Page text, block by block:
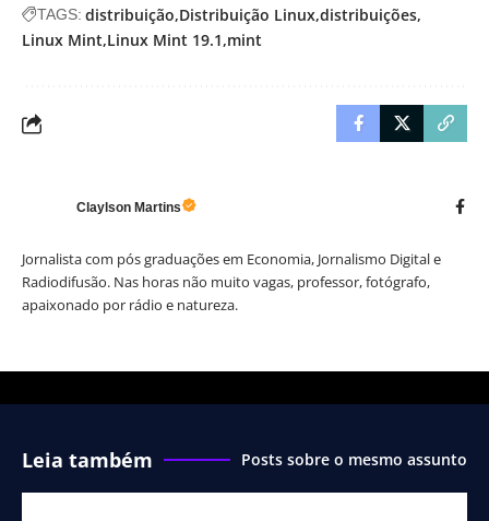
TAGS: distribuição Distribuição Linux distribuições
Linux Mint Linux Mint 19.1 mint
Claylson Martins
Jornalista com pós graduações em Economia, Jornalismo Digital e
Radiodifusão. Nas horas não muito vagas, professor, fotógrafo,
apaixonado por rádio e natureza.
Leia também Posts sobre o mesmo assunto